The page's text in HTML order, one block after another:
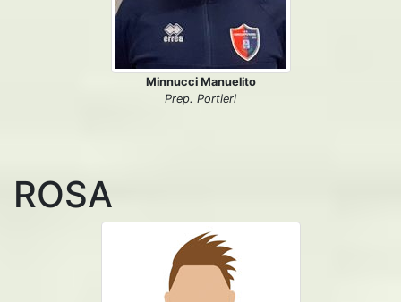
Minnucci Manuelito
Prep. Portieri
ROSA